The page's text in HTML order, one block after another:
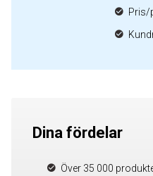
Pris/
Dina fördelar
Över 35 000